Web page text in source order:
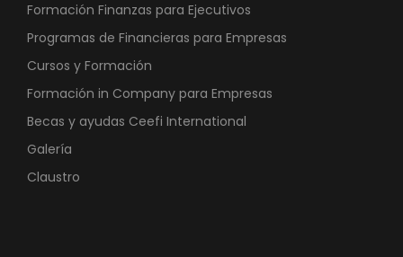
Formación Finanzas para Ejecutivos
Programas de Financieras para Empresas
Cursos y Formación
Formación in Company para Empresas
Becas y ayudas Ceefi International
Galería
Claustro